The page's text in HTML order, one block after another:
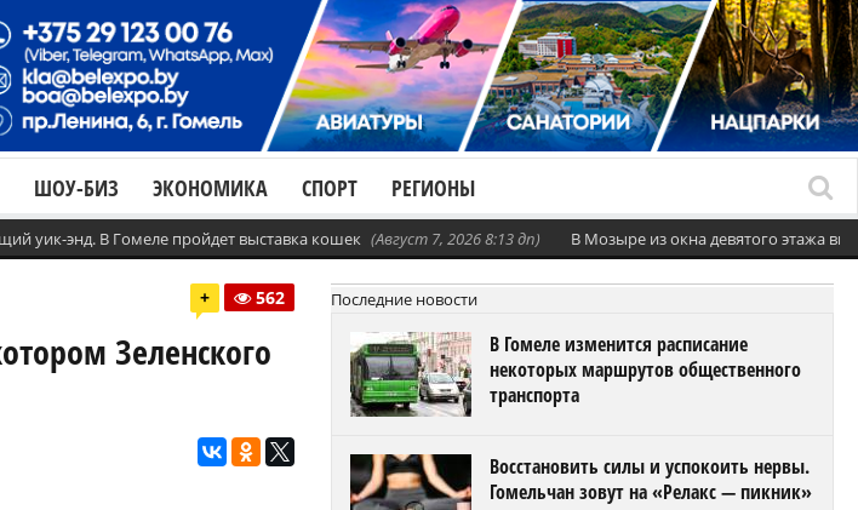
ШОУ-БИЗ ЭКОНОМИКА СПОРТ РЕГИОНЫ
уик-энд. В Гомеле пройдет выставка кошек (Август 7, 2026 8:13 дп) В Мозыре из окна девятого этажа
+ 562
Зеленского
Последние новости
В Гомеле изменится расписание
некоторых маршрутов общественного
транспорта
Восстановить силы и успокоить нервы.
Гомельчан зовут на «Релакс — пикник»